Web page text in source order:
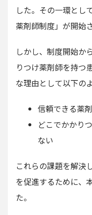
した。その一環とし
薬剤師制度」が開始
しかし、制度開始か
りつけ薬剤師を持つ
な理由として以下の
信頼できる薬
どこでかかり
ない
これらの課題を解決
を促進するために、
た。